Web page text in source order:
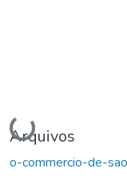
Carregando...
Arquivos
o-commercio-de-